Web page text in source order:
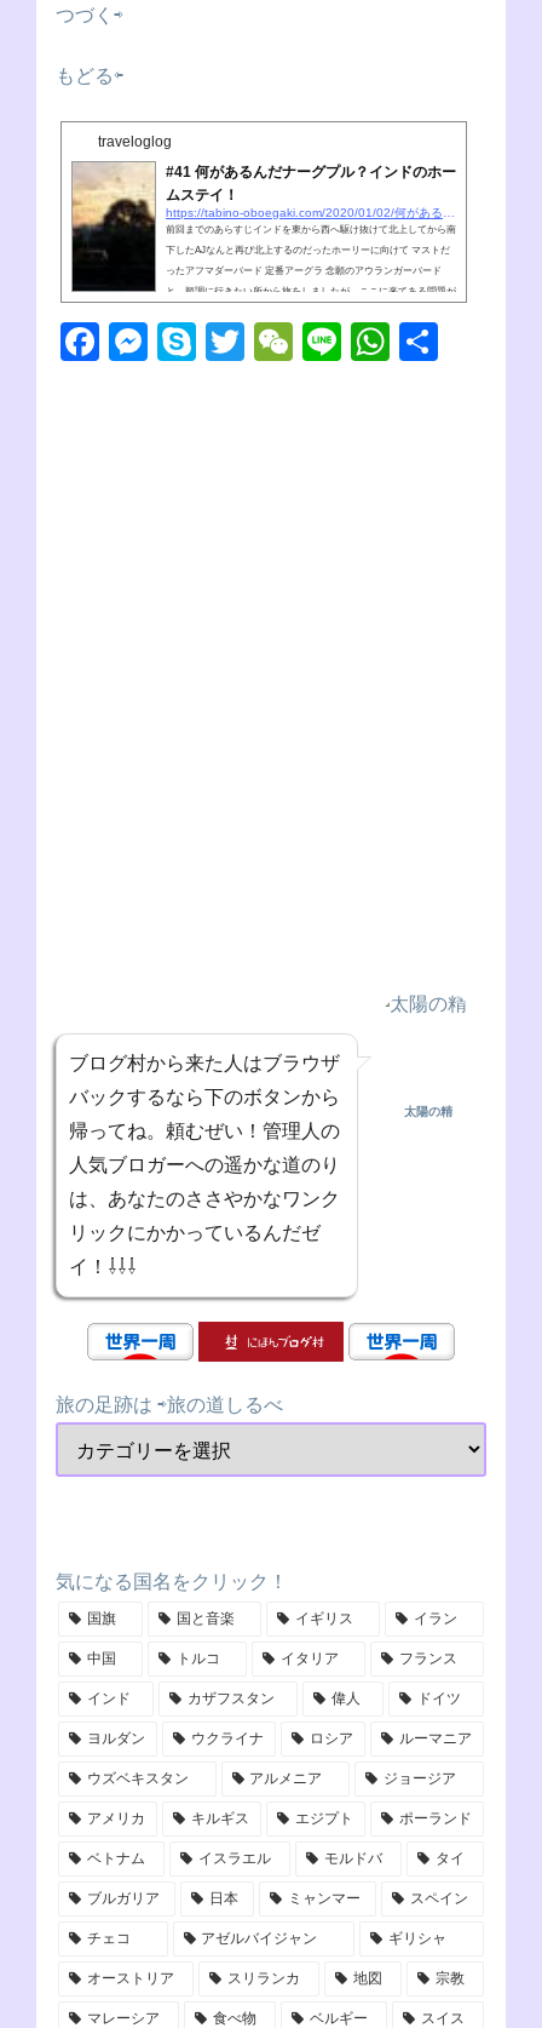
つづく⇨
もどる⇦
traveloglog
#41 何があるんだナーグプル？インドのホー
ムステイ！
前回までのあらすじインドを東から西へ駆け抜けて北上してから南
下したAJなんと再び北上するのだったホーリーに向けて マストだ
ったアフマダーバード 定番アーグラ 念願のアウランガーバード
と、順調に行きたい所から旅をしましたが、ここに来てある問題が
は3月に行われるインド最大のお祭りだねこの時点でホーリー5日前
くらいでしたが、結局当日をこれまたド定番のバラナシで過ごすこ
F
M
S
T
W
Li
W
ブログ村から来た人はブラウザ
バックするなら下のボタンから
帰ってね。頼むぜい！管理人の
人気ブロガーへの遥かな道のり
は、あなたのささやかなワンク
リックにかかっているんだゼ
イ！⇩⇩⇩
太陽の精
旅の足跡は ⇨旅の道しるべ
気になる国名をクリック！
国旗 国と音楽 イギリス イラン
中国 トルコ イタリア フランス
インド カザフスタン 偉人 ドイツ
ヨルダン ウクライナ ロシア ルーマニア
ウズベキスタン アルメニア ジョージア
アメリカ キルギス エジプト ポーランド
ベトナム イスラエル モルドバ タイ
ブルガリア 日本 ミャンマー スペイン
チェコ アゼルバイジャン ギリシャ
オーストリア スリランカ 地図 宗教
マレーシア 食べ物 ベルギー スイス